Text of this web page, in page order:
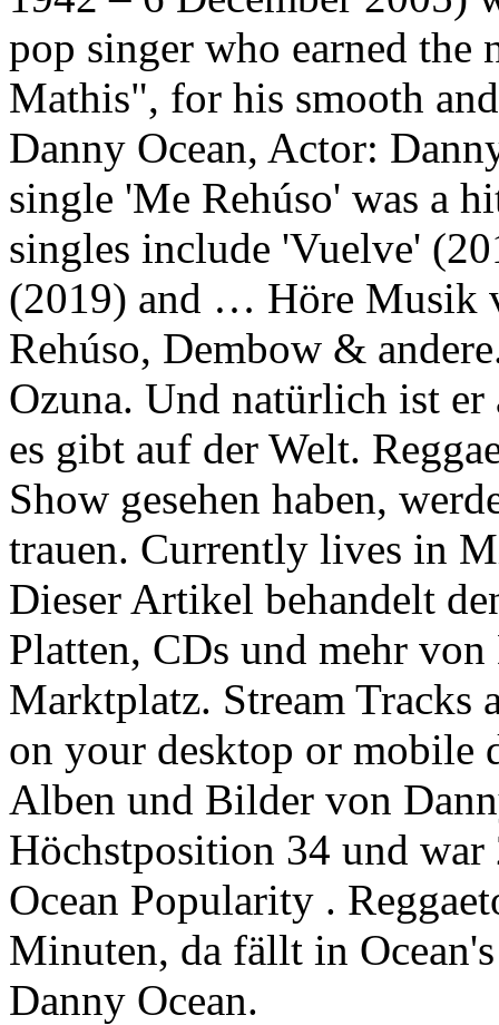
pop singer who earned
Mathis", for his smooth
Danny Ocean, Actor:
single 'Me Rehúso' was a
singles include 'Vuelve'
(2019) and … Höre Musik
Rehúso, Dembow &
Ozuna. Und natürlich ist er
es gibt auf der Welt.
Show gesehen haben,
trauen. Currently lives in
Dieser Artikel behandelt
Platten, CDs und mehr
Marktplatz. Stream Tracks
on your desktop or mobile
Alben und Bilder von
Höchstposition 34 und
Ocean Popularity .
Minuten, da fällt in
Danny Ocean.